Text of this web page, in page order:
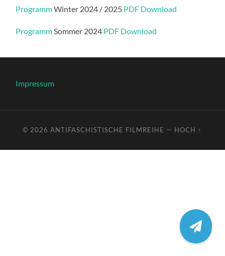
ProgrammWinter 2024 / 2025 PDF Download
Programm Sommer 2024 PDF Download
Impressum
© 2026ANTIFASCHISTISCHE FILMREIHE — HOCH ↑